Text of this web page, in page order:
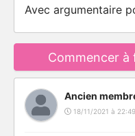
Avec argumentaire
Commencer à
Ancien
18/11/2021 à